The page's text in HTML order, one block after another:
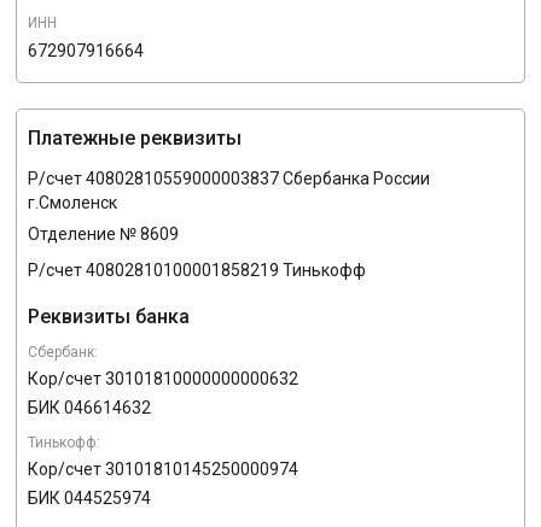
ИНН
672907916664
Платежные реквизиты
Р/счет 40802810559000003837 Сбербанка России
г.Смоленск
Отделение № 8609
Р/счет 40802810100001858219 Тинькофф
Реквизиты банка
Сбербанк:
Кор/счет 30101810000000000632
БИК 046614632
Тинькофф:
Кор/счет 30101810145250000974
БИК 044525974